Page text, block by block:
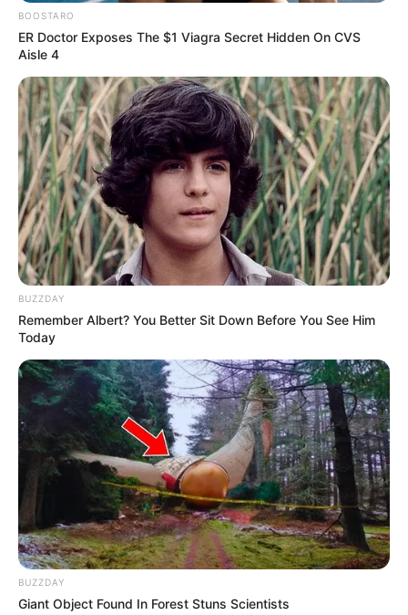
Câmara aprova projeto de lei que
assegura meia-entrada em
eventos para servidores públicos
Também será concedido os benefícios aos acompanhantes
dos portadores de necessidades especiais, bem como ao
guia de turismo.
ShareFacebookWhatsAppTelegramMessenger
X
BOOSTARO
ER Doctor Exposes The $1 Viagra Secret Hidden On CVS
Aisle 4
BUZZDAY
Remember Albert? You Better Sit Down Before You See Him
Today
BUZZDAY
Giant Object Found In Forest Stuns Scientists